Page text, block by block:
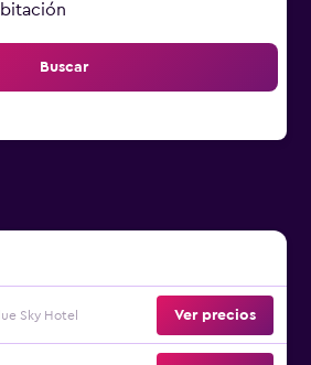
Buscar
Sky Hotel Ver precios